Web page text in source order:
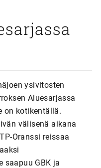
ysivitosten
Aluesarjassa
on kotikentällä.
välisenä aikana
Oranssi reissaa
saapuu GBK ja